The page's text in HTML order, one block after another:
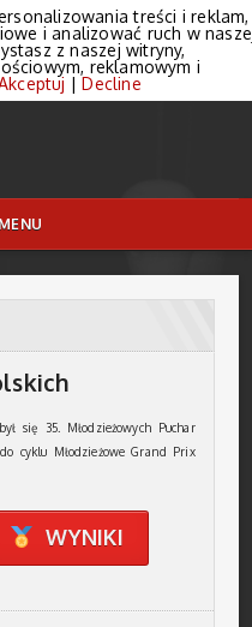
się 35. Młodzieżowych Puchar
cyklu Młodzieżowe Grand Prix
WYNIKI
treści i reklam,
i analizować ruch w
z naszej witryny,
reklamowym i
|Decline